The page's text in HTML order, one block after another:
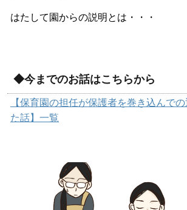
はたして園からの説明とは・・・
◆今までのお話はこちらから
【保育園の担任が保護者を巻き込んで
た話】一覧